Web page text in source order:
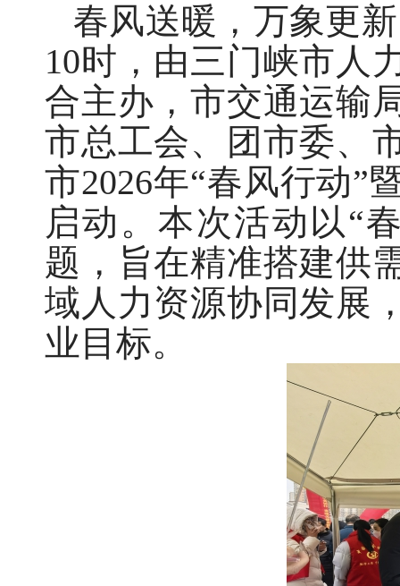
春风送暖，万象更
10时，由三门峡市人
合主办，市交通运输
市总工会、团市委、
市2026年“春风行动”
启动。本次活动以“
题，旨在精准搭建供
域人力资源协同发展
业目标。